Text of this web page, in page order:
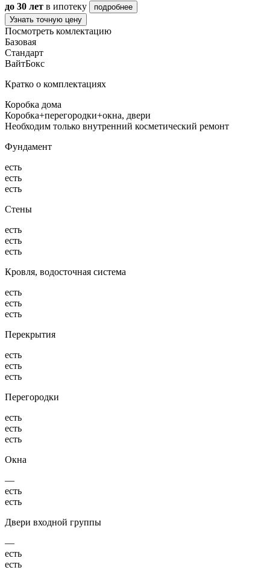
до 30 лет в ипотеку
подробнее
Узнать точную цену
Посмотреть комлектацию
Базовая
Стандарт
ВайтБокс
Кратко о комплектациях
Коробка дома
Коробка+перегородки+окна, двери
Необходим только внутренний косметический ремонт
Фундамент
есть
есть
есть
Стены
есть
есть
есть
Кровля, водосточная система
есть
есть
есть
Перекрытия
есть
есть
есть
Перегородки
есть
есть
есть
Окна
—
есть
есть
Двери входной группы
—
есть
есть